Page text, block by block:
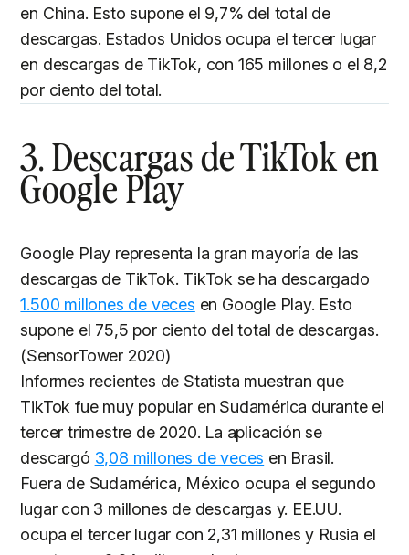
en China. Esto supone el 9,7% del total de
descargas. Estados Unidos ocupa el tercer lugar
en descargas de TikTok, con 165 millones o el 8,2
por ciento del total.
3. Descargas de TikTok en
Google Play
Google Play representa la gran mayoría de las
descargas de TikTok. TikTok se ha descargado
1.500 millones de veces en Google Play. Esto
supone el 75,5 por ciento del total de descargas.
(SensorTower 2020)
Informes recientes de Statista muestran que
TikTok fue muy popular en Sudamérica durante el
tercer trimestre de 2020. La aplicación se
descargó 3,08 millones de veces en Brasil.
Fuera de Sudamérica, México ocupa el segundo
lugar con 3 millones de descargas y. EE.UU.
ocupa el tercer lugar con 2,31 millones y Rusia el